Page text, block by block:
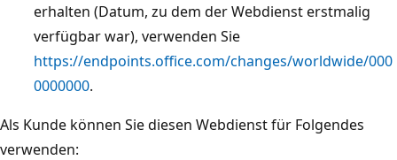
erhalten (Datum, zu dem der Webdienst erstmalig
verfügbar war), verwenden Sie
https://endpoints.office.com/changes/worldwide/000
0000000.
Als Kunde können Sie diesen Webdienst für Folgendes
verwenden: